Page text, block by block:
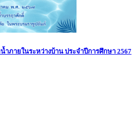
ภายในระหว่างบ้าน ประจำปีการศึกษา 2567